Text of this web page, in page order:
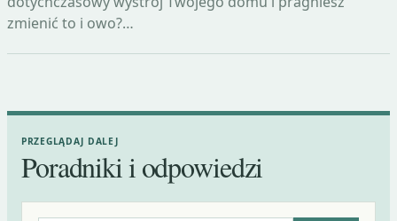
zmienić to i owo?…
PRZEGLĄDAJ DALEJ
Poradniki i odpowiedzi